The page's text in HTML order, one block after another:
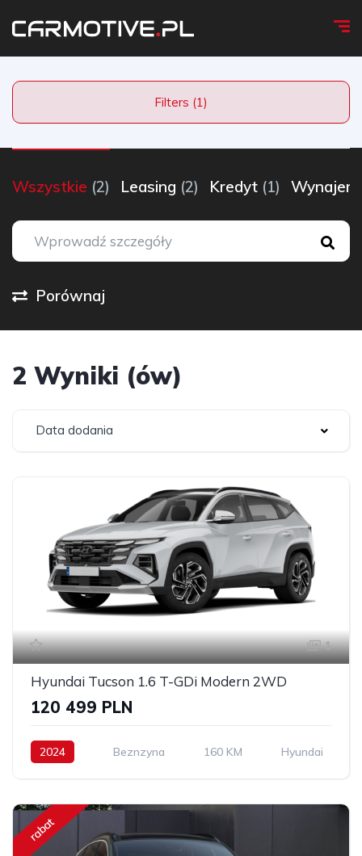
Filters (1)
Wszystkie (2) Leasing (2) Kredyt (1) Wynajem
Porównaj
2 Wyniki (ów)
Data dodania
1
Hyundai Tucson 1.6 T-GDi Modern 2WD
120 499 PLN
2024 Beznzyna 160 KM Hyundai
rabat